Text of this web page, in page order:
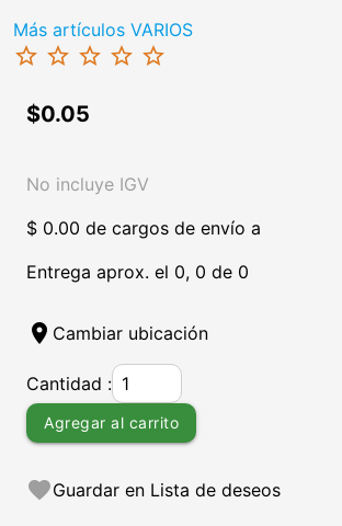
Más artículos VARIOS
star_border star_border star_border star_border star_border
$0.05
No incluye IGV
$ 0.00 de cargos de envío a
Entrega aprox. el 0, 0 de 0
location_on Cambiar ubicación
Cantidad :
Agregar al carrito
favoriteGuardar en Lista de deseos